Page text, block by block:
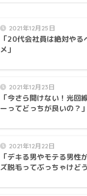
2021年12月25日
「20代会社員は絶対や
メ」
2021年12月23日
「今さら聞けない！光回
ーってどっちが良いの？」
2021年12月22日
「デキる男やモテる男性
ズ脱毛ってぶっちゃけど